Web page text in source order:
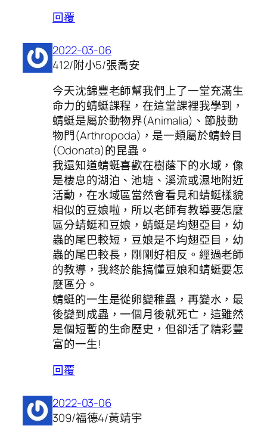
回覆
2022-03-06
412/附小5/張喬安
今天沈錦豐老師幫我們上了一堂充滿生
命力的蜻蜓課程，在這堂課裡我學到，
蜻蜓是屬於動物界(Animalia)、節肢動
物門(Arthropoda)，是一類屬於蜻蛉目
(Odonata)的昆蟲。
我還知道蜻蜓喜歡在樹蔭下的水域，像
是棲息的湖泊、池塘、溪流或濕地附近
活動，在水域區當然會看見和蜻蜓樣貌
相似的豆娘啦，所以老師有教導要怎麼
區分蜻蜓和豆娘，蜻蜓是均翅亞目，幼
蟲的尾巴較短，豆娘是不均翅亞目，幼
蟲的尾巴較長，剛剛好相反。經過老師
的教導，我終於能搞懂豆娘和蜻蜓要怎
麼區分。
蜻蜓的一生是從卵變稚蟲，再變水，最
後變到成蟲，一個月後就死亡，這雖然
是個短暫的生命歷史，但卻活了精彩豐
富的一生!
回覆
2022-03-06
309/福德4/黃靖宇